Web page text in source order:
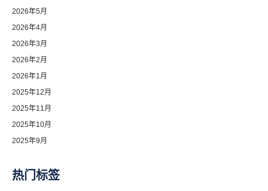
2026年5月
2026年4月
2026年3月
2026年2月
2026年1月
2025年12月
2025年11月
2025年10月
2025年9月
热门标签